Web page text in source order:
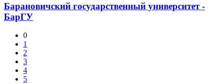
Барановичский государственный университет -
БарГУ
0
1
2
3
4
5